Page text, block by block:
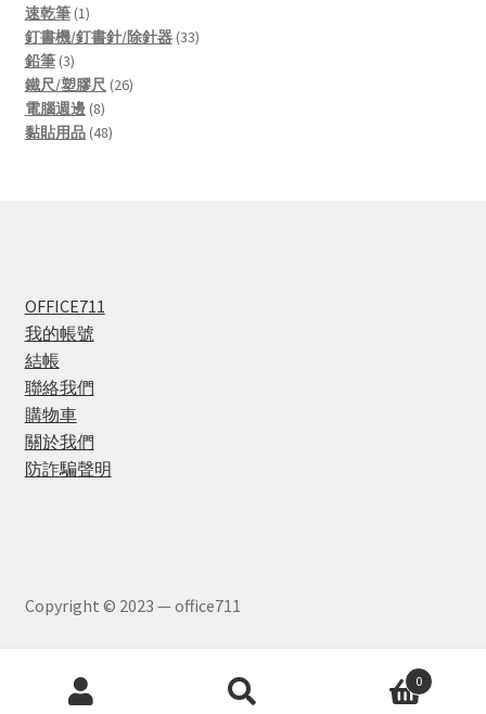
速乾筆 11
product
釘書機/釘書針/除針器 3333
鉛筆 33
products
鐵尺/塑膠尺 2626
電腦週邊 88
products
黏貼用品 4848
OFFICE711
我的帳號
結帳
聯絡我們
購物車
關於我們
防詐騙聲明
Copyright © 2023 — office711
Products
search
0